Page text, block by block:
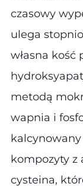
czasowy
ulega
własna kość
metodą
wapnia i
kompozyty
cysteina,